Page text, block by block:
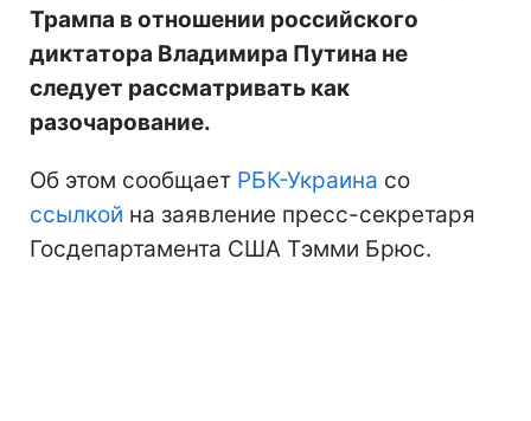
Трампа в отношении российского
диктатора Владимира Путина не
следует рассматривать как
разочарование.
Об этом сообщает РБК-Украина со
ссылкой на заявление пресс-секретаря
Госдепартамента США Тэмми Брюс.